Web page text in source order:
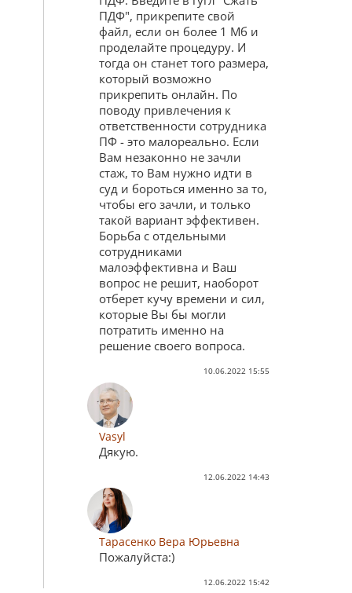
ПДФ", прикрепите свой
файл, если он более 1 Мб и
проделайте процедуру. И
тогда он станет того размера,
который возможно
прикрепить онлайн. По
поводу привлечения к
ответственности сотрудника
ПФ - это малореально. Если
Вам незаконно не зачли
стаж, то Вам нужно идти в
суд и бороться именно за то,
чтобы его зачли, и только
такой вариант эффективен.
Борьба с отдельными
сотрудниками
малоэффективна и Ваш
вопрос не решит, наоборот
отберет кучу времени и сил,
которые Вы бы могли
потратить именно на
решение своего вопроса.
10.06.2022 15:55
Vasyl
Дякую.
12.06.2022 14:43
Тарасенко Вера Юрьевна
Пожалуйста:)
12.06.2022 15:42